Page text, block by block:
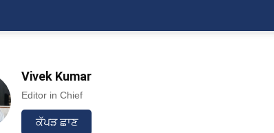
Vivek Kumar
Editor in Chief
ਕੱਪੜ ਛਾਣ